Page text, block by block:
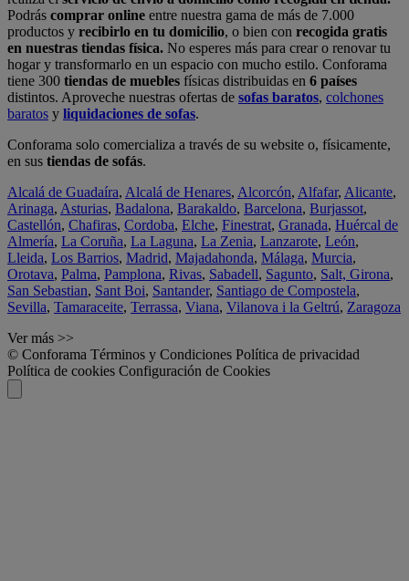
Podrás comprar online entre nuestra gama de más de 7.000
productos y recibirlo en tu domicilio, o bien con recogida gratis
en nuestras tiendas física. No esperes más para crear o renovar tu
hogar y transformarlo en un espacio con mucho estilo. Conforama
tiene 300 tiendas de muebles físicas distribuidas en 6 países
distintos. Aproveche nuestras ofertas de sofas baratos, colchones
baratos y liquidaciones de sofas.
Conforama solo comercializa a través de su website o, físicamente,
en sus tiendas de sofás.
Alcalá de Guadaíra, Alcalá de Henares, Alcorcón, Alfafar, Alicante,
Arinaga, Asturias, Badalona, Barakaldo, Barcelona, Burjassot,
Castellón, Chafiras, Cordoba, Elche, Finestrat, Granada, Huércal de
Almería, La Coruña, La Laguna, La Zenia, Lanzarote, León,
Lleida, Los Barrios, Madrid, Majadahonda, Málaga, Murcia,
Orotava, Palma, Pamplona, Rivas, Sabadell, Sagunto, Salt, Girona,
San Sebastian, Sant Boi, Santander, Santiago de Compostela,
Sevilla, Tamaraceite, Terrassa, Viana, Vilanova i la Geltrú, Zaragoza
Ver más >>
© Conforama Términos y Condiciones Política de privacidad
Política de cookies Configuración de Cookies